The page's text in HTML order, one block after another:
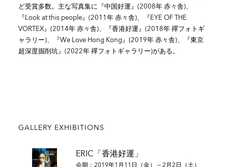
ど受賞多数。主な写真集に『中国好運』(2008年 赤々舎)、
『Look at this people』(2011年 赤々舎)、『EYE OF THE
VORTEX』(2014年 赤々舎)、『香港好運』(2018年 禪フォトギ
ャラリー)、『We Love Hong Kong』(2019年 赤々舎)、『東京
超深度掘削坑』(2022年 禪フォトギャラリー)がある。
GALLERY EXHIBITIONS
ERIC「香港好運」
会期：2019年1月11日（金） — 2月2日（土）